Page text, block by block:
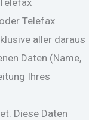
Telefax
aller daraus
Daten (Name,
Ihres
Diese Daten